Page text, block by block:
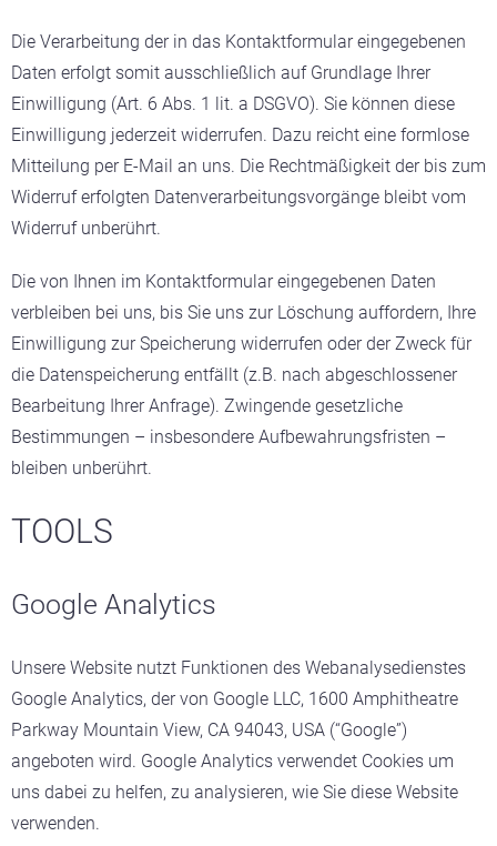
Die Verarbeitung der in das Kontaktformular eingegebenen
Daten erfolgt somit ausschließlich auf Grundlage Ihrer
Einwilligung (Art. 6 Abs. 1 lit. a DSGVO). Sie können diese
Einwilligung jederzeit widerrufen. Dazu reicht eine formlose
Mitteilung per E-Mail an uns. Die Rechtmäßigkeit der bis zum
Widerruf erfolgten Datenverarbeitungsvorgänge bleibt vom
Widerruf unberührt.
Die von Ihnen im Kontaktformular eingegebenen Daten
verbleiben bei uns, bis Sie uns zur Löschung auffordern, Ihre
Einwilligung zur Speicherung widerrufen oder der Zweck für
die Datenspeicherung entfällt (z.B. nach abgeschlossener
Bearbeitung Ihrer Anfrage). Zwingende gesetzliche
Bestimmungen – insbesondere Aufbewahrungsfristen –
bleiben unberührt.
TOOLS
Google Analytics
Unsere Website nutzt Funktionen des Webanalysedienstes
Google Analytics, der von Google LLC, 1600 Amphitheatre
Parkway Mountain View, CA 94043, USA (“Google”)
angeboten wird. Google Analytics verwendet Cookies um
uns dabei zu helfen, zu analysieren, wie Sie diese Website
verwenden.